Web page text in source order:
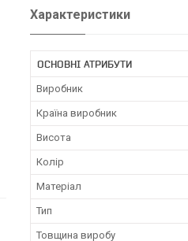
Характеристики
ОСНОВНІ АТРИБУТИ
Виробник
Країна виробник
Висота
Колір
Матеріал
Тип
Товщина виробу